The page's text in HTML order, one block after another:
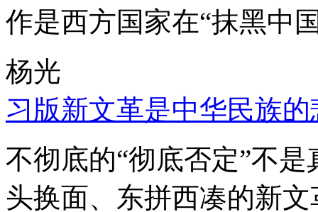
作是西方国家在“抹黑中
杨光
习版新文革是中华民族的
不彻底的“彻底否定”不
头换面、东拼西凑的新